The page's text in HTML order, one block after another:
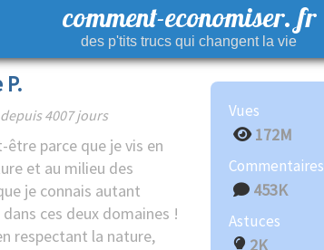
comment-economiser. fr
des p'tits trucs qui changent la vie
4007 jours
être parce que je vis en
et au milieu des
je connais autant
ces deux domaines !
respectant la nature,
Vues
172M
Commentaires
453K
Astuces
2K